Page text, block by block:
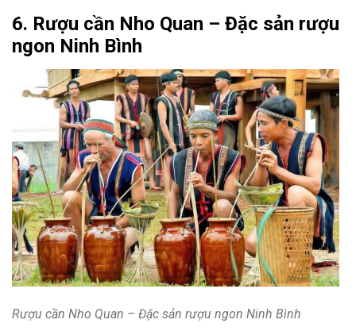
6. Rượu cần Nho Quan – Đặc sản rượu
ngon Ninh Bình
Rượu cần Nho Quan – Đặc sản rượu ngon Ninh Bình